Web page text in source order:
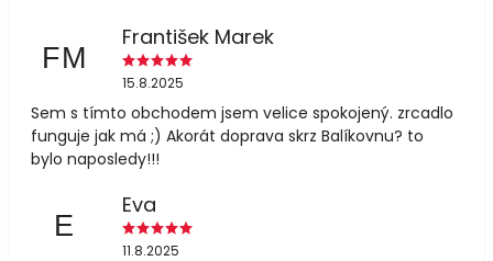
FM
František Marek
15.8.2025
Sem s tímto obchodem jsem velice spokojený. zrcadlo
funguje jak má ;) Akorát doprava skrz Balíkovnu? to
bylo naposledy!!!
E
Eva
11.8.2025